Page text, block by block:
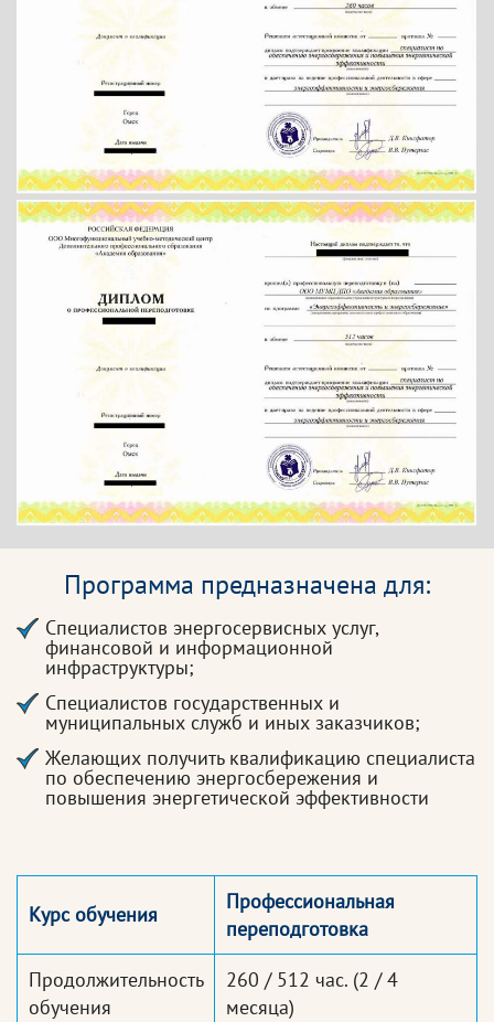
Программа предназначена для:
Специалистов энергосервисных услуг,
финансовой и информационной
инфраструктуры;
Специалистов государственных и
муниципальных служб и иных заказчиков;
Желающих получить квалификацию специалиста
по обеспечению энергосбережения и
повышения энергетической эффективности
Курс обучения
Профессиональная
переподготовка
Продолжительность
обучения
260 / 512 час. (2 / 4
месяца)